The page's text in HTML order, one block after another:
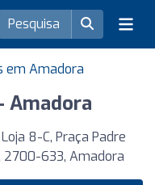
em Amadora
Amadora
8-C, Praça Padre
2700-633, Amadora